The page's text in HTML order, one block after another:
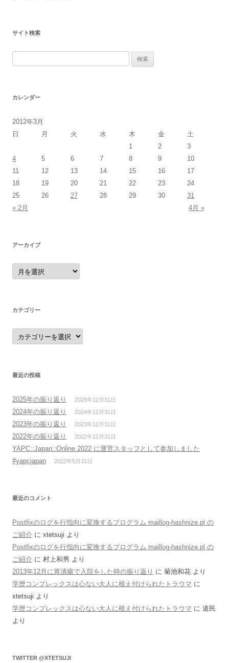
サイト検索
カレンダー
2012年3月
日
月 火 水 木 金
土
1
2
3
4
5 6 7 8 9
10
11
12 13 14 15 16
17
18
19 20 21 22 23
24
25
26 27 28 29 30
31
« 2月
4月 »
アーカイブ
ア
ー
カ
カテゴリー
カ
テ
ゴ
最近の投稿
2025年の振り返り 2025年12月31日
2024年の振り返り 2024年12月31日
2023年の振り返り 2023年12月31日
2022年の振り返り 2022年12月31日
YAPC::Japan::Online 2022 に運営スタッフとして参加しました
#yapcjapan
2022年5月31日
最近のコメント
Postfixのログを行指向に変換するプログラム maillog-hashnize.pl の
ご紹介 に xtetsuji より
Postfixのログを行指向に変換するプログラム maillog-hashnize.pl の
ご紹介 に 村上和男 より
2013年12月に胃潰瘍で入院をした時の振り返り に 菊池和花 より
学歴コンプレックスは心ない大人に植え付けられたトラウマ に
xtetsuji より
学歴コンプレックスは心ない大人に植え付けられたトラウマ に 道民
より
TWITTER @XTETSUJI